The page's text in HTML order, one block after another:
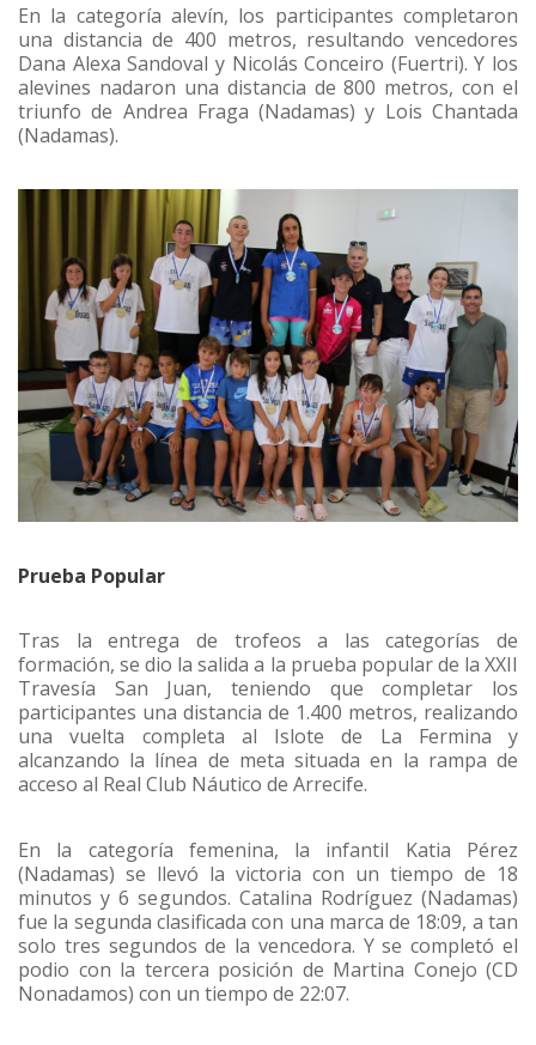
En la categoría alevín, los participantes completaron
una distancia de 400 metros, resultando vencedores
Dana Alexa Sandoval y Nicolás Conceiro (Fuertri). Y los
alevines nadaron una distancia de 800 metros, con el
triunfo de Andrea Fraga (Nadamas) y Lois Chantada
(Nadamas).
Prueba Popular
Tras la entrega de trofeos a las categorías de
formación, se dio la salida a la prueba popular de la XXII
Travesía San Juan, teniendo que completar los
participantes una distancia de 1.400 metros, realizando
una vuelta completa al Islote de La Fermina y
alcanzando la línea de meta situada en la rampa de
acceso al Real Club Náutico de Arrecife.
En la categoría femenina, la infantil Katia Pérez
(Nadamas) se llevó la victoria con un tiempo de 18
minutos y 6 segundos. Catalina Rodríguez (Nadamas)
fue la segunda clasificada con una marca de 18:09, a tan
solo tres segundos de la vencedora. Y se completó el
podio con la tercera posición de Martina Conejo (CD
Nonadamos) con un tiempo de 22:07.